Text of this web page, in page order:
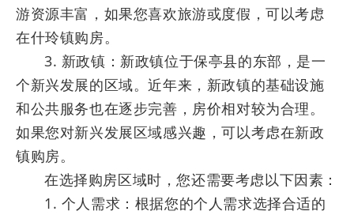
游资源丰富，如果您喜欢旅游或度假，可以考虑
在什玲镇购房。
3. 新政镇：新政镇位于保亭县的东部，是一
个新兴发展的区域。近年来，新政镇的基础设施
和公共服务也在逐步完善，房价相对较为合理。
如果您对新兴发展区域感兴趣，可以考虑在新政
镇购房。
在选择购房区域时，您还需要考虑以下因素：
1. 个人需求：根据您的个人需求选择合适的